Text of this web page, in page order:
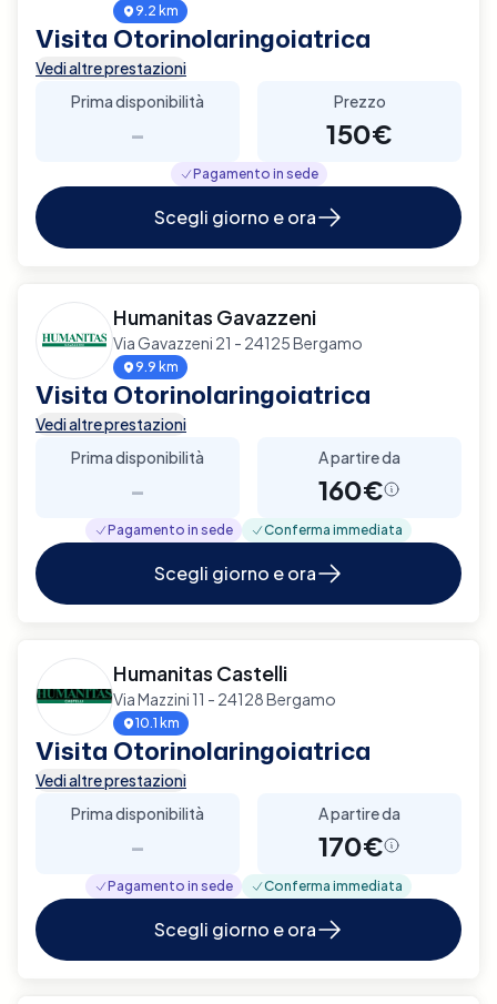
9.2 km
Visita Otorinolaringoiatrica
Vedi altre prestazioni
Prima disponibilità
-
Prezzo
150€
Pagamento in sede
Scegli giorno e ora
Humanitas Gavazzeni
Via Gavazzeni 21 - 24125 Bergamo
9.9 km
Visita Otorinolaringoiatrica
Vedi altre prestazioni
Prima disponibilità
-
A partire da
160€
Pagamento in sede Conferma immediata
Scegli giorno e ora
Humanitas Castelli
Via Mazzini 11 - 24128 Bergamo
10.1 km
Visita Otorinolaringoiatrica
Vedi altre prestazioni
Prima disponibilità
-
A partire da
170€
Pagamento in sede Conferma immediata
Scegli giorno e ora